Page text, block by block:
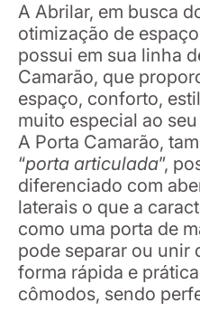
A Abrilar, em busca
otimização de
possui em sua linha
Camarão, que
espaço, conforto,
muito especial ao
A Porta Camarão,
“porta articulada”,
diferenciado com
laterais o que a
como uma porta de
pode separar ou unir
forma rápida e
cômodos, sendo